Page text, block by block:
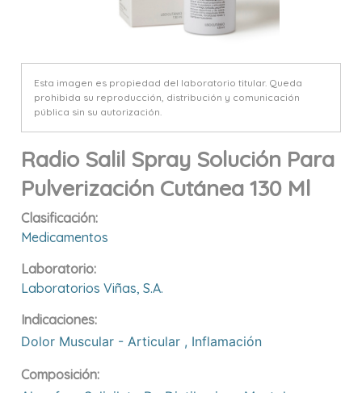
Esta imagen es propiedad del laboratorio titular. Queda
prohibida su reproducción, distribución y comunicación
pública sin su autorización.
Radio Salil Spray Solución Para
Pulverización Cutánea 130 Ml
Clasificación:
Medicamentos
Laboratorio:
Laboratorios Viñas, S.a.
Indicaciones:
Dolor Muscular - Articular , Inflamación
Composición: